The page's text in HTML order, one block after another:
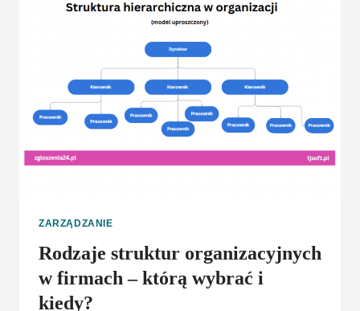
ZARZĄDZANIE
Rodzaje struktur organizacyjnych
w firmach – którą wybrać i
kiedy?